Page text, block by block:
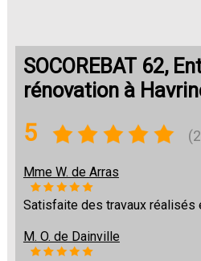
SOCOREBAT 62,
rénovation à
5
Mme W. de Arras
Satisfaite des travaux réalisés
M. O. de Dainville